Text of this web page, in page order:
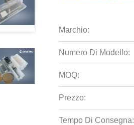
Marchio:
Numero Di Modello:
MOQ:
Prezzo:
Tempo Di Consegna: